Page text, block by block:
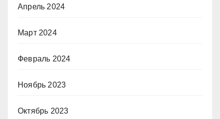
Апрель 2024
Март 2024
Февраль 2024
Ноябрь 2023
Октябрь 2023